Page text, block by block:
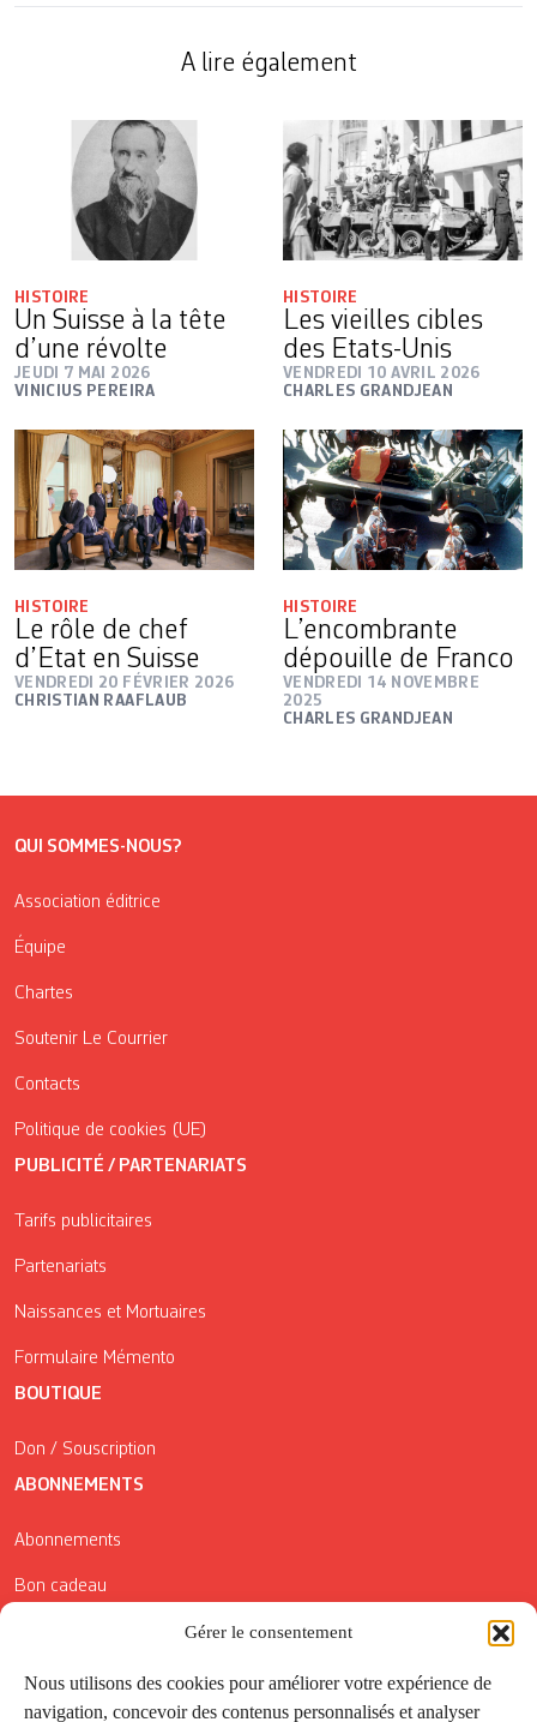
Gérer le consentement
Nous utilisons des cookies pour améliorer votre expérience de
navigation, concevoir des contenus personnalisés et analyser
A lire également
HISTOIRE
Un Suisse à la tête
d’une révolte
JEUDI 7 MAI 2026
VINICIUS PEREIRA
HISTOIRE
Les vieilles cibles
des Etats-Unis
VENDREDI 10 AVRIL 2026
CHARLES GRANDJEAN
HISTOIRE
Le rôle de chef
d’Etat en Suisse
VENDREDI 20 FÉVRIER 2026
CHRISTIAN RAAFLAUB
HISTOIRE
L’encombrante
dépouille de Franco
VENDREDI 14 NOVEMBRE
2025
CHARLES GRANDJEAN
QUI SOMMES-NOUS?
Association éditrice
Équipe
Chartes
Soutenir Le Courrier
Contacts
Politique de cookies (UE)
PUBLICITÉ / PARTENARIATS
Tarifs publicitaires
Partenariats
Naissances et Mortuaires
Formulaire Mémento
BOUTIQUE
Don / Souscription
ABONNEMENTS
Abonnements
Bon cadeau
Conditions générales de vente
Réductions de la Carte Côté Courrier